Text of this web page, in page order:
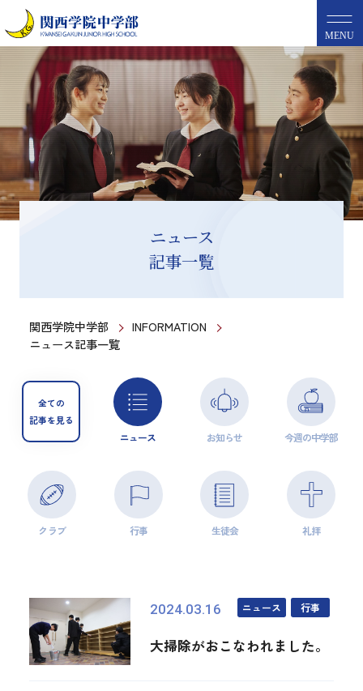
MENU
ニュース
記事一覧
関西学院中学部
INFORMATION
ニュース記事一覧
全ての
記事を見る
ニュース お知らせ 今週の中学部
クラブ 行事 生徒会 礼拝
2024.03.16 ニュース 行事
大掃除がおこなわれました。